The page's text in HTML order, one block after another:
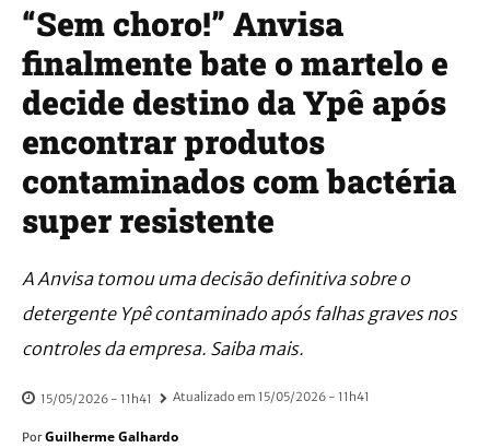
“Sem choro!” Anvisa
finalmente bate o martelo e
decide destino da Ypê após
encontrar produtos
contaminados com bactéria
super resistente
A Anvisa tomou uma decisão definitiva sobre o
detergente Ypê contaminado após falhas graves nos
controles da empresa. Saiba mais.
15/05/2026 - 11h41 Atualizado em 15/05/2026 - 11h41
Por Guilherme Galhardo